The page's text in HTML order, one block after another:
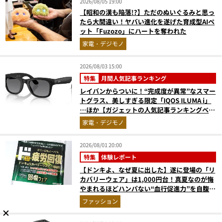
【昭和の漢も陥落!?】ただのぬいぐるみと思っ
たら大間違い！ヤバい進化を遂げた育成型AIペ
ット「Fuzozo」にハートを奪われた
家電・デジモノ
2026/08/03 15:00
特集 月間人気記事ランキング
レイバンからついに！“完成度が異常”なスマー
トグラス、美しすぎる限定「IQOS ILUMA i」
…ほか【ガジェットの人気記事ランキングベス
ト3】（2026年6月版）
家電・デジモノ
2026/08/01 20:00
特集 体験レポート
【ドンキよ、なぜ夏に出した】遂に登場の「リ
カバリーウェア」は1,000円台！真夏なのが悔
やまれるほどハンパない“血行促進力”を自腹レ
ビュー
ファッション